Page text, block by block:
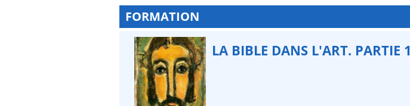
FORMATION
LA BIBLE DANS L'ART. PARTIE 1